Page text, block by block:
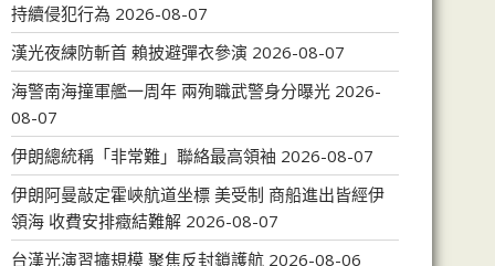
持續侵犯行為 2026-08-07
漢光夜練防斬首 賴披避彈衣參演 2026-08-07
海警南海撞軍艦一周年 兩殉職武警身分曝光 2026-
08-07
伊朗總統稱「非常難」聯絡最高領袖 2026-08-07
伊朗阿曼敲定霍峽航道坐標 美受制 商船進出皆經伊
領海 收費安排癥結難解 2026-08-07
台漢光演習擴規模 聚焦反封鎖護航 2026-08-06